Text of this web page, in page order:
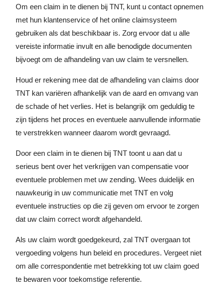
Om een claim in te dienen bij TNT, kunt u contact opnemen
met hun klantenservice of het online claimsysteem
gebruiken als dat beschikbaar is. Zorg ervoor dat u alle
vereiste informatie invult en alle benodigde documenten
bijvoegt om de afhandeling van uw claim te versnellen.
Houd er rekening mee dat de afhandeling van claims door
TNT kan variëren afhankelijk van de aard en omvang van
de schade of het verlies. Het is belangrijk om geduldig te
zijn tijdens het proces en eventuele aanvullende informatie
te verstrekken wanneer daarom wordt gevraagd.
Door een claim in te dienen bij TNT toont u aan dat u
serieus bent over het verkrijgen van compensatie voor
eventuele problemen met uw zending. Wees duidelijk en
nauwkeurig in uw communicatie met TNT en volg
eventuele instructies op die zij geven om ervoor te zorgen
dat uw claim correct wordt afgehandeld.
Als uw claim wordt goedgekeurd, zal TNT overgaan tot
vergoeding volgens hun beleid en procedures. Vergeet niet
om alle correspondentie met betrekking tot uw claim goed
te bewaren voor toekomstige referentie.